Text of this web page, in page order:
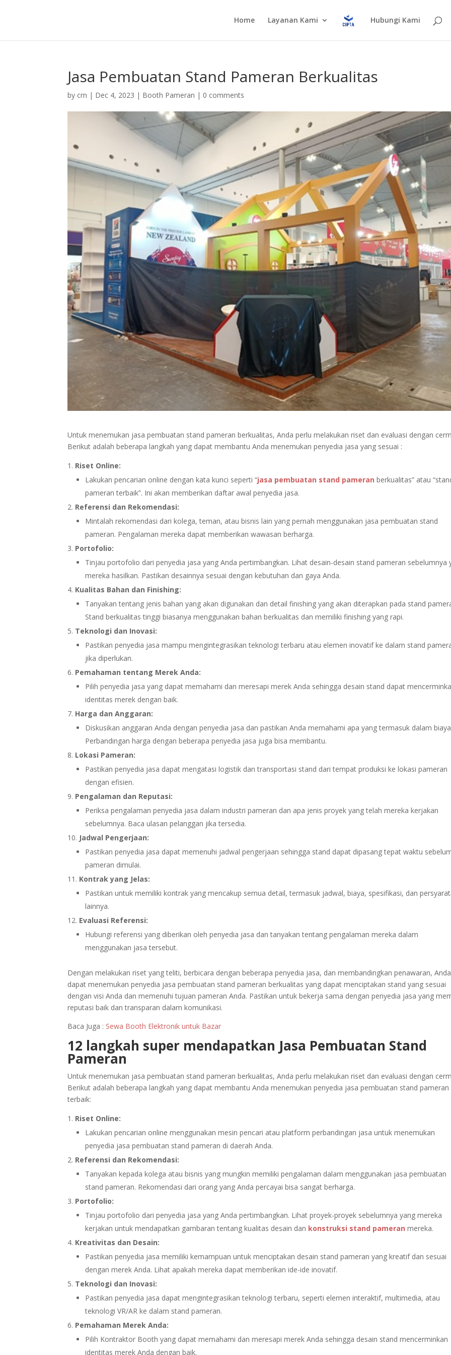
Home Layanan Kami Hubungi Kami
Jasa Pembuatan Stand Pameran Berkualitas
by crn | Dec 4, 2023 | Booth Pameran | 0 comments
Untuk menemukan jasa pembuatan stand pameran berkualitas, Anda perlu melakukan riset dan evaluasi dengan
Berikut adalah beberapa langkah yang dapat membantu Anda menemukan penyedia jasa yang sesuai :
Riset Online:
Lakukan pencarian online dengan kata kunci seperti “jasa pembuatan stand pameran berkualitas” atau
pameran terbaik”. Ini akan memberikan daftar awal penyedia jasa.
Referensi dan Rekomendasi:
Mintalah rekomendasi dari kolega, teman, atau bisnis lain yang pernah menggunakan jasa pembuatan stand
pameran. Pengalaman mereka dapat memberikan wawasan berharga.
Portofolio:
Tinjau portofolio dari penyedia jasa yang Anda pertimbangkan. Lihat desain-desain stand pameran sebelumnya
mereka hasilkan. Pastikan desainnya sesuai dengan kebutuhan dan gaya Anda.
Kualitas Bahan dan Finishing:
Tanyakan tentang jenis bahan yang akan digunakan dan detail finishing yang akan diterapkan pada stand
Stand berkualitas tinggi biasanya menggunakan bahan berkualitas dan memiliki finishing yang rapi.
Teknologi dan Inovasi:
Pastikan penyedia jasa mampu mengintegrasikan teknologi terbaru atau elemen inovatif ke dalam stand
jika diperlukan.
Pemahaman tentang Merek Anda:
Pilih penyedia jasa yang dapat memahami dan meresapi merek Anda sehingga desain stand dapat
identitas merek dengan baik.
Harga dan Anggaran:
Diskusikan anggaran Anda dengan penyedia jasa dan pastikan Anda memahami apa yang termasuk dalam
Perbandingan harga dengan beberapa penyedia jasa juga bisa membantu.
Lokasi Pameran:
Pastikan penyedia jasa dapat mengatasi logistik dan transportasi stand dari tempat produksi ke lokasi pameran
dengan efisien.
Pengalaman dan Reputasi:
Periksa pengalaman penyedia jasa dalam industri pameran dan apa jenis proyek yang telah mereka kerjakan
sebelumnya. Baca ulasan pelanggan jika tersedia.
Jadwal Pengerjaan:
Pastikan penyedia jasa dapat memenuhi jadwal pengerjaan sehingga stand dapat dipasang tepat waktu
pameran dimulai.
Kontrak yang Jelas:
Pastikan untuk memiliki kontrak yang mencakup semua detail, termasuk jadwal, biaya, spesifikasi, dan
lainnya.
Evaluasi Referensi:
Hubungi referensi yang diberikan oleh penyedia jasa dan tanyakan tentang pengalaman mereka dalam
menggunakan jasa tersebut.
Dengan melakukan riset yang teliti, berbicara dengan beberapa penyedia jasa, dan membandingkan penawaran, Anda
dapat menemukan penyedia jasa pembuatan stand pameran berkualitas yang dapat menciptakan stand yang sesuai
dengan visi Anda dan memenuhi tujuan pameran Anda. Pastikan untuk bekerja sama dengan penyedia jasa yang
reputasi baik dan transparan dalam komunikasi.
Baca Juga : Sewa Booth Elektronik untuk Bazar
12 langkah super mendapatkan Jasa Pembuatan Stand
Pameran
Untuk menemukan jasa pembuatan stand pameran berkualitas, Anda perlu melakukan riset dan evaluasi dengan
Berikut adalah beberapa langkah yang dapat membantu Anda menemukan penyedia jasa pembuatan stand pameran
terbaik:
Riset Online:
Lakukan pencarian online menggunakan mesin pencari atau platform perbandingan jasa untuk menemukan
penyedia jasa pembuatan stand pameran di daerah Anda.
Referensi dan Rekomendasi:
Tanyakan kepada kolega atau bisnis yang mungkin memiliki pengalaman dalam menggunakan jasa pembuatan
stand pameran. Rekomendasi dari orang yang Anda percayai bisa sangat berharga.
Portofolio:
Tinjau portofolio dari penyedia jasa yang Anda pertimbangkan. Lihat proyek-proyek sebelumnya yang mereka
kerjakan untuk mendapatkan gambaran tentang kualitas desain dan konstruksi stand pameran mereka.
Kreativitas dan Desain:
Pastikan penyedia jasa memiliki kemampuan untuk menciptakan desain stand pameran yang kreatif dan sesuai
dengan merek Anda. Lihat apakah mereka dapat memberikan ide-ide inovatif.
Teknologi dan Inovasi:
Pastikan penyedia jasa dapat mengintegrasikan teknologi terbaru, seperti elemen interaktif, multimedia, atau
teknologi VR/AR ke dalam stand pameran.
Pemahaman Merek Anda:
Pilih Kontraktor Booth yang dapat memahami dan meresapi merek Anda sehingga desain stand mencerminkan
identitas merek Anda dengan baik.